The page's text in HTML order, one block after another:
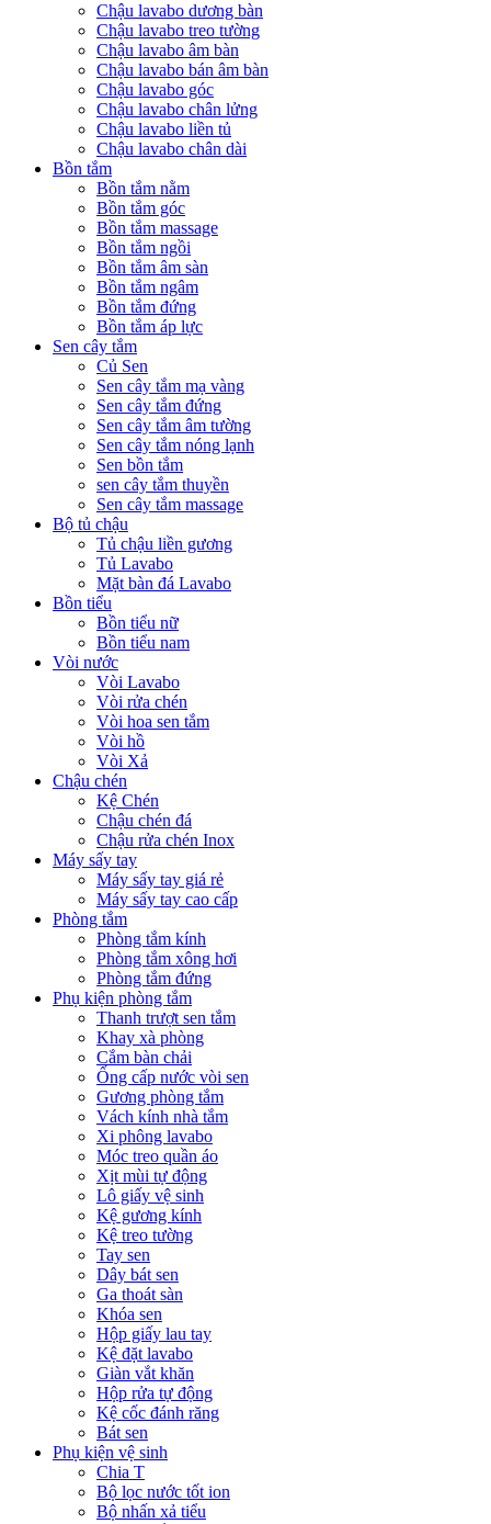
Chậu lavabo dương bàn
Chậu lavabo treo tường
Chậu lavabo âm bàn
Chậu lavabo bán âm bàn
Chậu lavabo góc
Chậu lavabo chân lửng
Chậu lavabo liền tủ
Chậu lavabo chân dài
Bồn tắm
Bồn tắm nằm
Bồn tắm góc
Bồn tắm massage
Bồn tắm ngồi
Bồn tắm âm sàn
Bồn tắm ngâm
Bồn tắm đứng
Bồn tắm áp lực
Sen cây tắm
Củ Sen
Sen cây tắm mạ vàng
Sen cây tắm đứng
Sen cây tắm âm tường
Sen cây tắm nóng lạnh
Sen bồn tắm
sen cây tắm thuyền
Sen cây tắm massage
Bộ tủ chậu
Tủ chậu liền gương
Tủ Lavabo
Mặt bàn đá Lavabo
Bồn tiểu
Bồn tiểu nữ
Bồn tiểu nam
Vòi nước
Vòi Lavabo
Vòi rửa chén
Vòi hoa sen tắm
Vòi hồ
Vòi Xả
Chậu chén
Kệ Chén
Chậu chén đá
Chậu rửa chén Inox
Máy sấy tay
Máy sấy tay giá rẻ
Máy sấy tay cao cấp
Phòng tắm
Phòng tắm kính
Phòng tắm xông hơi
Phòng tắm đứng
Phụ kiện phòng tắm
Thanh trượt sen tắm
Khay xà phòng
Cắm bàn chải
Ống cấp nước vòi sen
Gương phòng tắm
Vách kính nhà tắm
Xi phông lavabo
Móc treo quần áo
Xịt mùi tự động
Lô giấy vệ sinh
Kệ gương kính
Kệ treo tường
Tay sen
Dây bát sen
Ga thoát sàn
Khóa sen
Hộp giấy lau tay
Kệ đặt lavabo
Giàn vắt khăn
Hộp rửa tự động
Kệ cốc đánh răng
Bát sen
Phụ kiện vệ sinh
Chia T
Bộ lọc nước tốt ion
Bộ nhấn xả tiểu